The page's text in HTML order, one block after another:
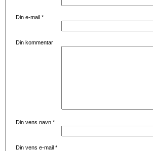
Din e-mail *
Din kommentar
Din vens navn *
Din vens e-mail *